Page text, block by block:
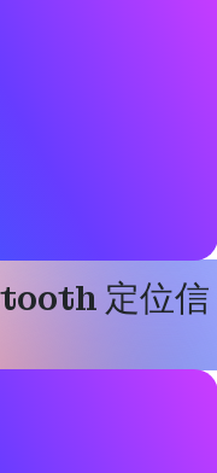
定位信